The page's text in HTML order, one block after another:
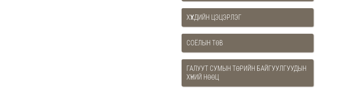
ХҮҮХДИЙН ЦЭЦЭРЛЭГ
СОЁЛЫН ТӨВ
ГАЛУУТ СУМЫН ТӨРИЙН БАЙГУУЛГУУДЫН
ХҮНИЙ НӨӨЦ